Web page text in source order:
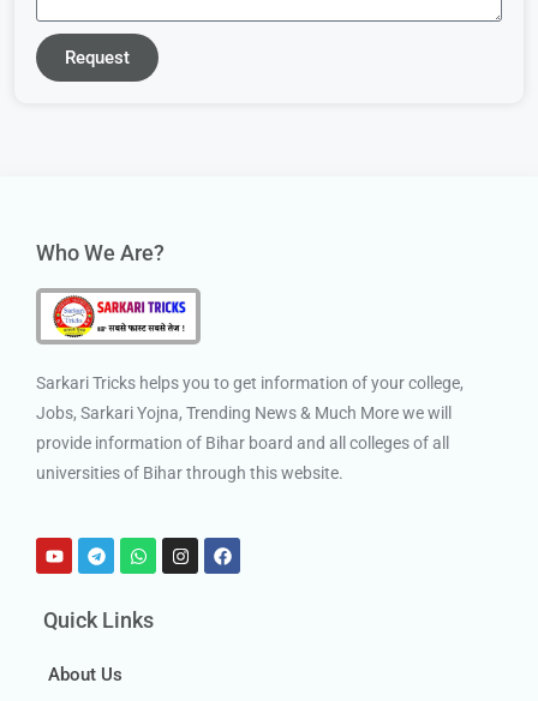
Request
Who We Are?
Sarkari Tricks helps you to get information of your college,
Jobs, Sarkari Yojna, Trending News & Much More we will
provide information of Bihar board and all colleges of all
universities of Bihar through this website.
Quick Links
About Us